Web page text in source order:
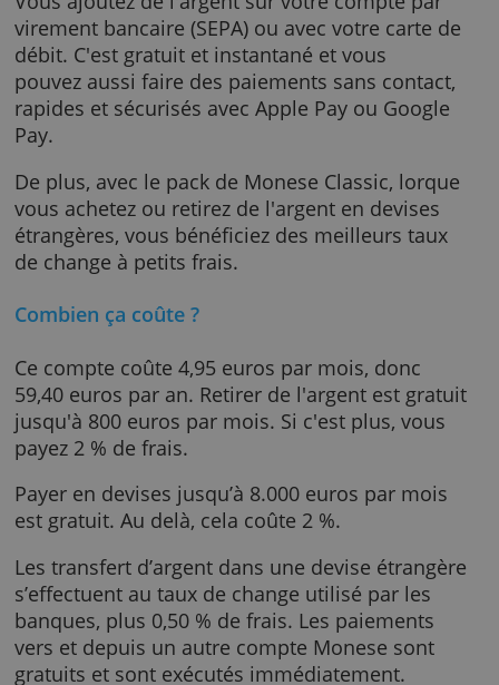
Vous pouvez choisir le compte Monese
Classic en euros avec votre propre numéro
IBAN et en plus un compte en livres
sterling. Tout se fait dans l'application.
virement bancaire (SEPA) ou avec votre carte
débit. C'est gratuit et instantané et vous
pouvez aussi faire des paiements sans
rapides et sécurisés avec Apple Pay ou
Pay.
De plus, avec le pack de Monese Classic,
vous achetez ou retirez de l'argent en
étrangères, vous bénéficiez des meilleurs
de change à petits frais.
Combien ça coûte ?
Ce compte coûte 4,95 euros par mois, donc
59,40 euros par an. Retirer de l'argent est
jusqu'à 800 euros par mois. Si c'est plus,
payez 2 % de frais.